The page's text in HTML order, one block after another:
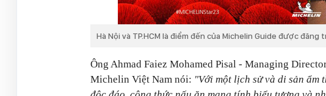
Hà Nội và TP.HCM là điểm đến của Michelin Guide được đăng
Ông Ahmad Faiez Mohamed Pisal - Managing
Michelin Việt Nam nói: "Với một lịch sử và di sản ẩm